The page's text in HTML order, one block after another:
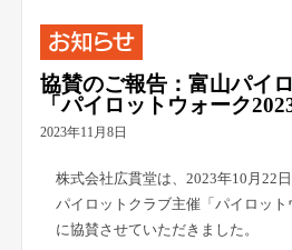
協賛のご報告：富山パイ
「パイロットウォーク
2023年11月8日
株式会社広貫堂は、2023年10月22
パイロットクラブ主催「パイロット
に協賛させていただきました。